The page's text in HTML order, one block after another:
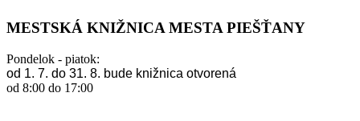
MESTSKÁ KNIŽNICA MESTA PIEŠŤANY
Pondelok - piatok:
od 1. 7. do 31. 8. bude knižnica otvorená
od 8:00 do 17:00